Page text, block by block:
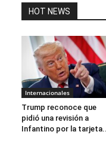
HOT NEWS
Internacionales
Trump reconoce que
pidió una revisión a
Infantino por la